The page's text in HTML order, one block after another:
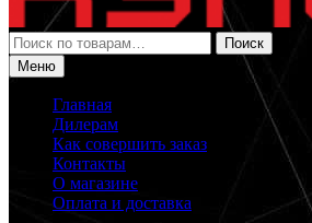
Искать:
Поиск
Меню
Главная
Дилерам
Как совершить заказ
Контакты
О магазине
Оплата и доставка